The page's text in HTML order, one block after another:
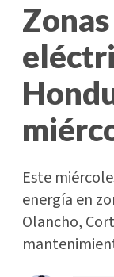
Este
energía en
Olancho,